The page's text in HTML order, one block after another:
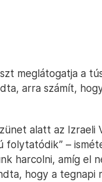
meglátogatja a
arra számít,
alatt az Izraeli
folytatódik” –
harcolni, amíg el
hogy a tegnapi